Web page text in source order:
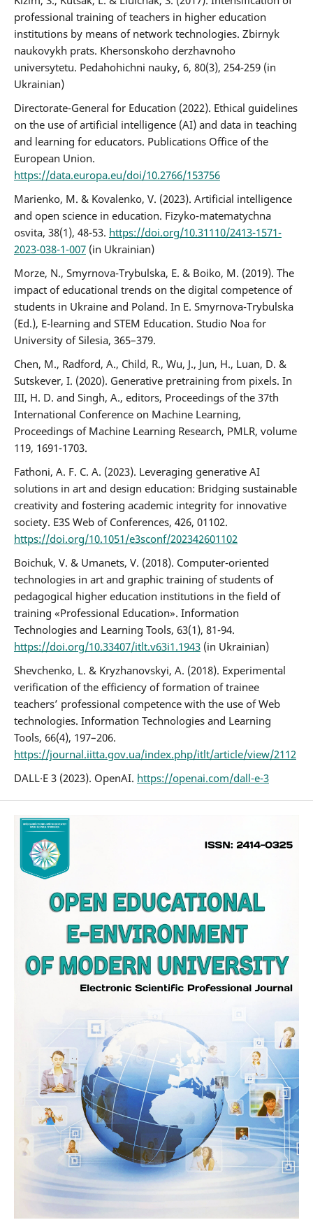
professional training of teachers in higher education
institutions by means of network technologies. Zbirnyk
naukovykh prats. Khersonskoho derzhavnoho
universytetu. Pedahohichni nauky, 6, 80(3), 254-259 (in
Ukrainian)
Directorate-General for Education (2022). Ethical guidelines
on the use of artificial intelligence (AI) and data in teaching
and learning for educators. Publications Office of the
European Union.
https://data.europa.eu/doi/10.2766/153756
Marienko, M. & Kovalenko, V. (2023). Artificial intelligence
and open science in education. Fizyko-matematychna
osvita, 38(1), 48-53. https://doi.org/10.31110/2413-1571-
2023-038-1-007(in Ukrainian)
Morze, N., Smyrnova-Trybulska, E. & Boiko, M. (2019). The
impact of educational trends on the digital competence of
students in Ukraine and Poland. In E. Smyrnova-Trybulska
(Ed.), E-learning and STEM Education. Studio Noa for
University of Silesia, 365–379.
Chen, M., Radford, A., Child, R., Wu, J., Jun, H., Luan, D. &
Sutskever, I. (2020). Generative pretraining from pixels. In
III, H. D. and Singh, A., editors, Proceedings of the 37th
International Conference on Machine Learning,
Proceedings of Machine Learning Research, PMLR, volume
119, 1691-1703.
Fathoni, A. F. C. A. (2023). Leveraging generative AI
solutions in art and design education: Bridging sustainable
creativity and fostering academic integrity for innovative
society. E3S Web of Conferences, 426, 01102.
https://doi.org/10.1051/e3sconf/202342601102
Boichuk, V. & Umanets, V. (2018). Computer-oriented
technologies in art and graphic training of students of
pedagogical higher education institutions in the field of
training «Professional Education». Information
Technologies and Learning Tools, 63(1), 81-94.
https://doi.org/10.33407/itlt.v63i1.1943(in Ukrainian)
Shevchenko, L. & Kryzhanovskyi, A. (2018). Experimental
verification of the efficiency of formation of trainee
teachers’ professional competence with the use of Web
technologies. Information Technologies and Learning
Tools, 66(4), 197–206.
https://journal.iitta.gov.ua/index.php/itlt/article/view/2112
DALL·E 3 (2023). OpenAI. https://openai.com/dall-e-3